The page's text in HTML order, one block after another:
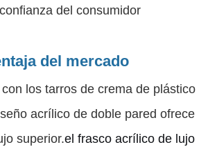
del consumidor
del mercado
los tarros de crema de plástico
acrílico de doble pared ofrece
superior.el frasco acrílico de lujo